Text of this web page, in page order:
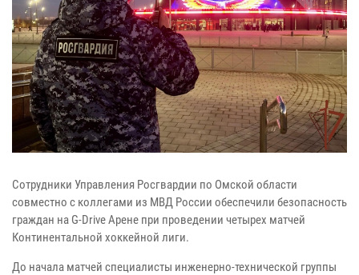
Сотрудники Управления Росгвардии по Омской области
совместно с коллегами из МВД России обеспечили безопасность
граждан на G-Drive Арене при проведении четырех матчей
Континентальной хоккейной лиги.
До начала матчей специалисты инженерно-технической группы